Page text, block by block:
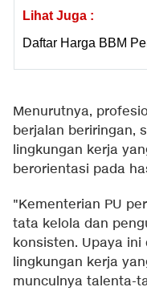
Lihat Juga :
Daftar Harga BBM
Menurutnya,
berjalan beriringan,
lingkungan kerja
berorientasi pada
"Kementerian PU
tata kelola dan
konsisten. Upaya
lingkungan kerja
munculnya talenta-